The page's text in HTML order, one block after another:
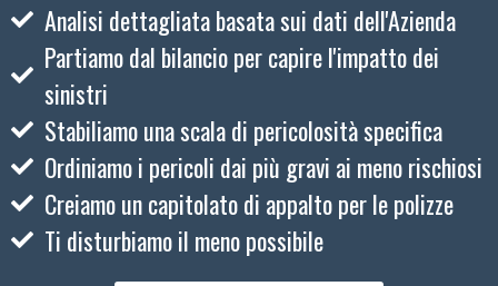
Analisi dettagliata basata sui dati dell'Azienda
Partiamo dal bilancio per capire l'impatto dei
sinistri
Stabiliamo una scala di pericolosità specifica
Ordiniamo i pericoli dai più gravi ai meno rischiosi
Creiamo un capitolato di appalto per le polizze
Ti disturbiamo il meno possibile